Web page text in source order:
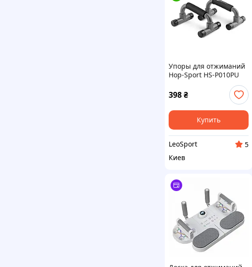
Упоры для отжиманий
Hop-Sport HS-P010PU
398₴
Купить
LeoSport
5
Киев